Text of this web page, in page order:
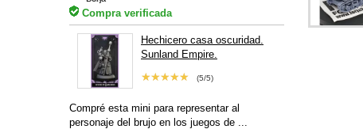
Compra verificada
Hechicero casa oscuridad.
Sunland Empire.
(5/5)
★★★★★
Compré esta mini para representar al
personaje del brujo en los juegos de ...